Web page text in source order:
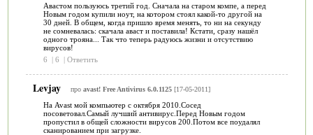
Авастом пользуюсь третий год. Сначала на старом компе, а перед
Новым годом купили ноут, на котором стоял какой-то другой на
30 дней. В общем, когда пришло время менять, то ни на секунду
не сомневалась: скачала аваст и поставила! Кстати, сразу нашёл
одного трояна... Так что теперь радуюсь жизни и отсутствию
вирусов!
6
| 6 | Ответить
Levjay про avast! Free Antivirus 6.0.1125[17-05-2011]
На Avast мой компьютер с октября 2010.Сосед
посоветовал.Самый лучший антивирус.Перед Новым годом
пропустил в общей сложности вирусов 200.Потом все поудалял
сканированием при загрузке.